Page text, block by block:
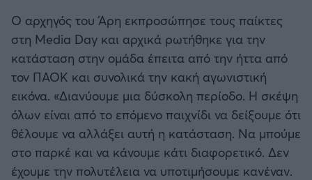
Παναιτωλικός
Καλαμάτα
Ηρακλής
Μπαρτσελόνα
Ρεάλ Μαδρίτης
Ο αρχηγός του Άρη εκπροσώπησε τους παίκτες
στη Media Day και αρχικά ρωτήθηκε για την
κατάσταση στην ομάδα έπειτα από την ήττα από
τον ΠΑΟΚ και συνολικά την κακή αγωνιστική
εικόνα. «Διανύουμε μια δύσκολη περίοδο. Η σκέψη
όλων είναι από το επόμενο παιχνίδι να δείξουμε ότι
θέλουμε να αλλάξει αυτή η κατάσταση. Να μπούμε
στο παρκέ και να κάνουμε κάτι διαφορετικό. Δεν
έχουμε την πολυτέλεια να υποτιμήσουμε κανέναν.